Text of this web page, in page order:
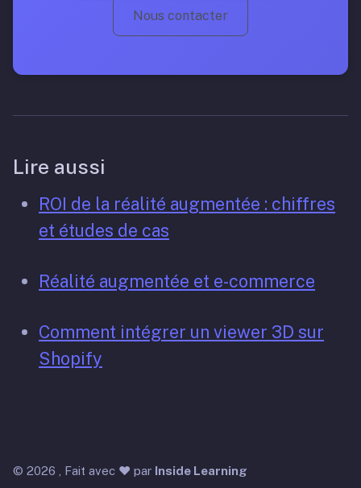
Nous contacter
Lire aussi
ROI de la réalité augmentée : chiffres
et études de cas
Réalité augmentée et e-commerce
Comment intégrer un viewer 3D sur
Shopify
© 2026 , Fait avec ❤️ par Inside Learning